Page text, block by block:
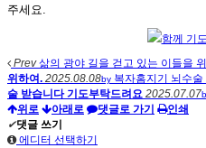
주세요.
함께 기
Prev삶의 광야 길을 걷고 있는 이들을
위하여. 2025.08.08by 복자홈지기 뇌수
술 받습니다 기도부탁드려요 2025.07.07
위로
아래로 댓글로 가기
인쇄
✔댓글 쓰기
에디터 선택하기